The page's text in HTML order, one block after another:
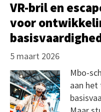
VR-bril en
voor
5 maart 2026
Mbo-
aan